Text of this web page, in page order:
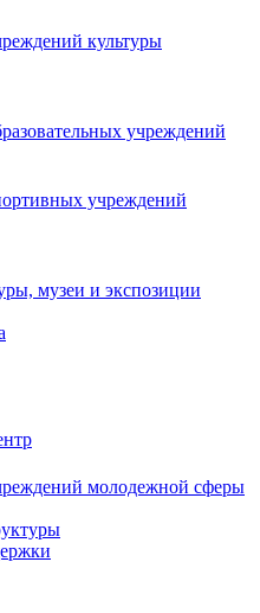
культуры
учреждений
учреждений
музеи и экспозиции
молодежной сферы